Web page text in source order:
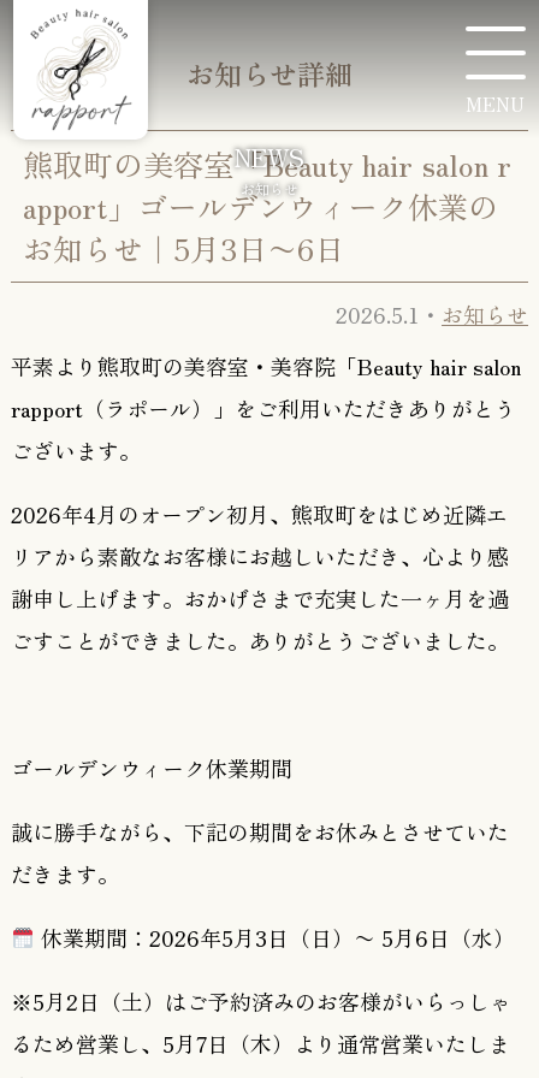
MENU
NEWS
お知らせ
お知らせ詳細
熊取町の美容室「Beauty hair salon r
apport」ゴールデンウィーク休業の
お知らせ｜5月3日〜6日
2026.5.1・ お知らせ
平素より熊取町の美容室・美容院「Beauty hair salon
rapport（ラポール）」をご利用いただきありがとう
ございます。
2026年4月のオープン初月、熊取町をはじめ近隣エ
リアから素敵なお客様にお越しいただき、心より感
謝申し上げます。おかげさまで充実した一ヶ月を過
ごすことができました。ありがとうございました。
ゴールデンウィーク休業期間
誠に勝手ながら、下記の期間をお休みとさせていた
だきます。
休業期間：2026年5月3日（日）〜 5月6日（水）
※5月2日（土）はご予約済みのお客様がいらっしゃ
るため営業し、5月7日（木）より通常営業いたしま